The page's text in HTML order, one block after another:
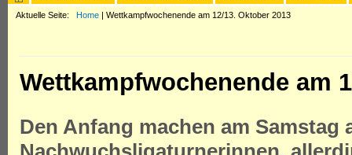
Aktuelle Seite: Home | Wettkampfwochenende am 12/13. Oktober 2013
Wettkampfwochenende am
Den Anfang machen am Samstag